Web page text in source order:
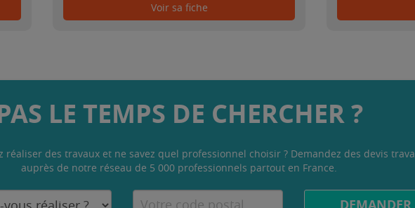
Voir sa fiche
LE TEMPS DE CHERCHER ?
réaliser des travaux et ne savez quel professionnel choisir ? Demandez des devis
auprès de notre réseau de 5 000 professionnels partout en France.